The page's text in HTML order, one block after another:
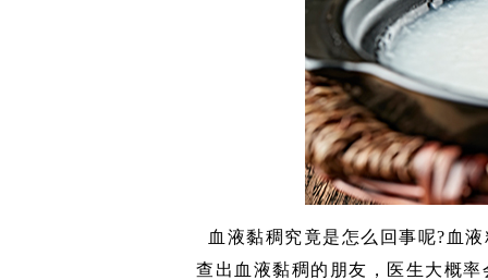
血液黏稠究竟是怎么回事呢?血
查出血液黏稠的朋友，医生大概率